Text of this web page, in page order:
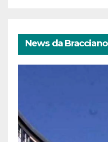
News da Bracciano